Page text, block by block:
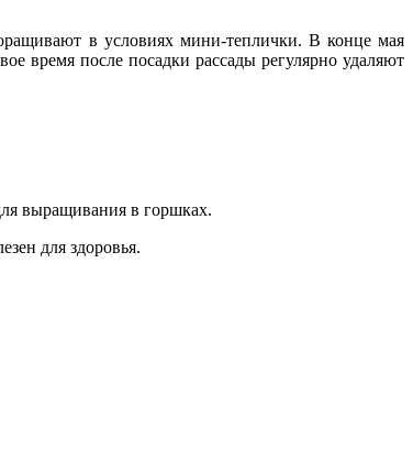
в условиях мини-теплички. В конце мая
время после посадки рассады регулярно удаляют
выращивания в горшках.
для здоровья.